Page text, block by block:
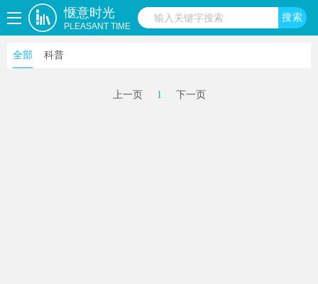
惬意时光
PLEASANT TIME
全部 科普
上一页 1 下一页